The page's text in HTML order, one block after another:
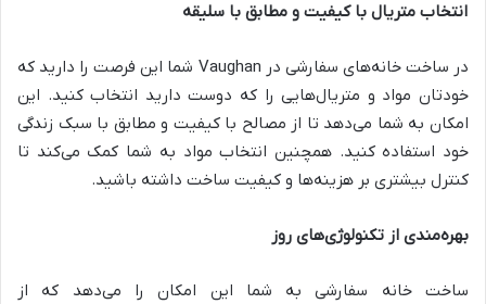
انتخاب متریال با کیفیت و مطابق با سلیقه
در ساخت خانه‌های سفارشی در Vaughan شما این فرصت را دارید که
خودتان مواد و متریال‌هایی را که دوست دارید انتخاب کنید. این
امکان به شما می‌دهد تا از مصالح با کیفیت و مطابق با سبک زندگی
خود استفاده کنید. همچنین انتخاب مواد به شما کمک می‌کند تا
کنترل بیشتری بر هزینه‌ها و کیفیت ساخت داشته باشید.
بهره‌مندی از تکنولوژی‌های روز
ساخت خانه سفارشی به شما این امکان را می‌دهد که از